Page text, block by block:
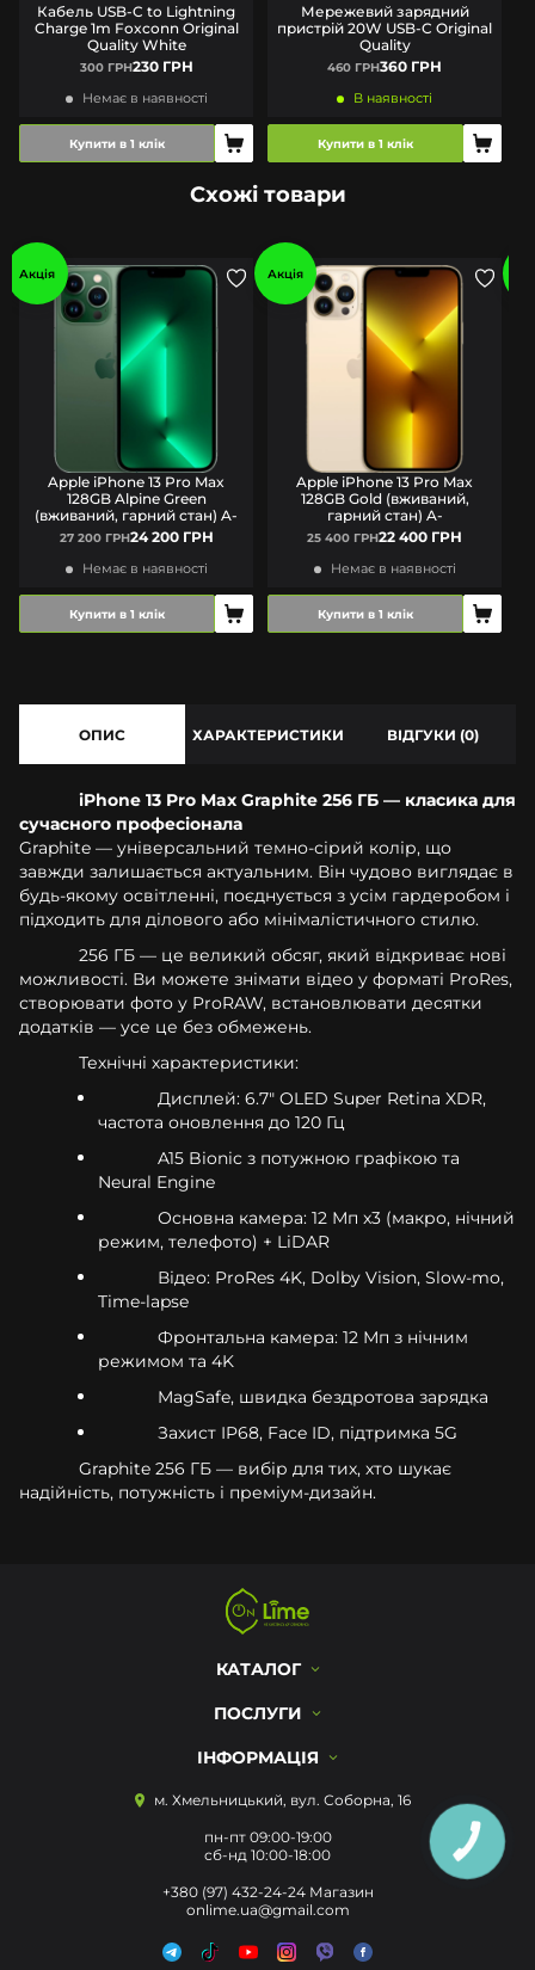
Кабель USB-C to Lightning
Charge 1m Foxconn Original
Quality White
300 ГРН230 ГРН
Немає в наявності
Купити в 1 клік
Мережевий зарядний
пристрій 20W USB-C Original
Quality
460 ГРН360 ГРН
В наявності
Купити в 1 клік
Схожі товари
Акція
Apple iPhone 13 Pro Max
128GB Alpine Green
(вживаний, гарний стан) A-
27 200 ГРН24 200 ГРН
Немає в наявності
Купити в 1 клік
Акція
Apple iPhone 13 Pro Max
128GB Gold (вживаний,
гарний стан) A-
25 400 ГРН22 400 ГРН
Немає в наявності
Купити в 1 клік
ОПИС ХАРАКТЕРИСТИКИ ВІДГУКИ (0)
iPhone 13 Pro Max Graphite 256 ГБ — класика для
сучасного професіонала
Graphite — універсальний темно-сірий колір, що
завжди залишається актуальним. Він чудово виглядає в
будь-якому освітленні, поєднується з усім гардеробом і
підходить для ділового або мінімалістичного стилю.
256 ГБ — це великий обсяг, який відкриває нові
можливості. Ви можете знімати відео у форматі ProRes,
створювати фото у ProRAW, встановлювати десятки
додатків — усе це без обмежень.
Технічні характеристики:
Дисплей: 6.7" OLED Super Retina XDR,
частота оновлення до 120 Гц
A15 Bionic з потужною графікою та
Neural Engine
Основна камера: 12 Мп x3 (макро, нічний
режим, телефото) + LiDAR
Відео: ProRes 4K, Dolby Vision, Slow-mo,
Time-lapse
Фронтальна камера: 12 Мп з нічним
режимом та 4K
MagSafe, швидка бездротова зарядка
Захист IP68, Face ID, підтримка 5G
Graphite 256 ГБ — вибір для тих, хто шукає
надійність, потужність і преміум-дизайн.
КАТАЛОГ
ПОСЛУГИ
ІНФОРМАЦІЯ
м. Хмельницький, вул. Соборна, 16
пн-пт 09:00-19:00
сб-нд 10:00-18:00
+380 (97) 432-24-24 Магазин
onlime.ua@gmail.com
КНОПКА
ЗВ'ЯЗКУ